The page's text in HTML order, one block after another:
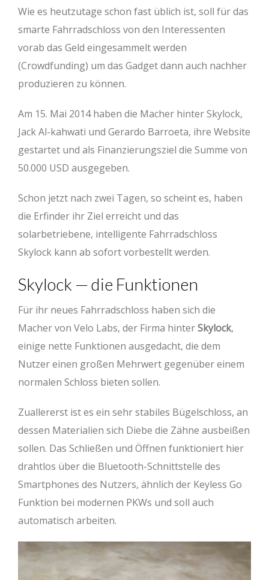
Wie es heutzutage schon fast üblich ist, soll für das
smarte Fahrradschloss von den Interessenten
vorab das Geld eingesammelt werden
(Crowdfunding) um das Gadget dann auch nachher
produzieren zu können.
Am 15. Mai 2014 haben die Macher hinter Skylock,
Jack Al-kahwati und Gerardo Barroeta, ihre Website
gestartet und als Finanzierungsziel die Summe von
50.000 USD ausgegeben.
Schon jetzt nach zwei Tagen, so scheint es, haben
die Erfinder ihr Ziel erreicht und das
solarbetriebene, intelligente Fahrradschloss
Skylock kann ab sofort vorbestellt werden.
Skylock — die Funktionen
Für ihr neues Fahrradschloss haben sich die
Macher von Velo Labs, der Firma hinterSkylock,
einige nette Funktionen ausgedacht, die dem
Nutzer einen großen Mehrwert gegenüber einem
normalen Schloss bieten sollen.
Zuallererst ist es ein sehr stabiles Bügelschloss, an
dessen Materialien sich Diebe die Zähne ausbeißen
sollen. Das Schließen und Öffnen funktioniert hier
drahtlos über die Bluetooth-Schnittstelle des
Smartphones des Nutzers, ähnlich der Keyless Go
Funktion bei modernen PKWs und soll auch
automatisch arbeiten.